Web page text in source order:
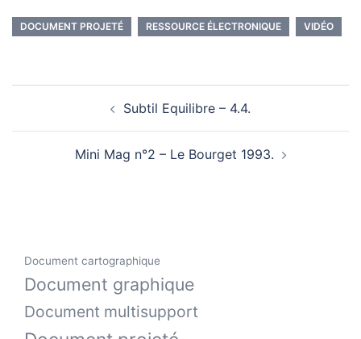
DOCUMENT PROJETÉ RESSOURCE ÉLECTRONIQUE VIDÉO
Subtil Equilibre – 4.4.
Mini Mag n°2 – Le Bourget 1993.
Document cartographique
Document graphique
Document multisupport